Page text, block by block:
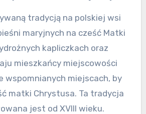
tradycją na polskiej wsi
maryjnych na cześć Matki
kapliczkach oraz
mieszkańcy miejscowości
wspomnianych miejscach, by
matki Chrystusa. Ta tradycja
jest od XVIII wieku.